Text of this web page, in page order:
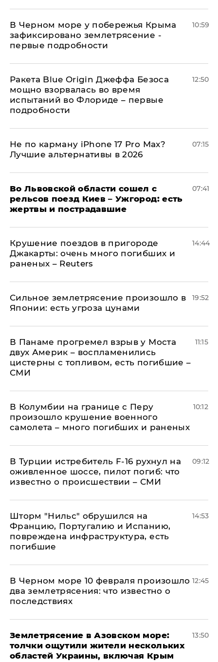
В Черном море у побережья Крыма
зафиксировано землетрясение -
первые подробности
10:59
Ракета Blue Origin Джеффа Безоса
мощно взорвалась во время
испытаний во Флориде – первые
подробности
12:50
Не по карману iPhone 17 Pro Max?
Лучшие альтернативы в 2026
07:15
Во Львовской области сошел с
рельсов поезд Киев – Ужгород: есть
жертвы и пострадавшие
07:41
Крушение поездов в пригороде
Джакарты: очень много погибших и
раненых – Reuters
14:44
Сильное землетрясение произошло в
Японии: есть угроза цунами
19:52
В Панаме прогремел взрыв у Моста
двух Америк – воспламенились
цистерны с топливом, есть погибшие –
СМИ
11:15
В Колумбии на границе с Перу
произошло крушение военного
самолета – много погибших и раненых
10:12
В Турции истребитель F-16 рухнул на
оживленное шоссе, пилот погиб: что
известно о происшествии – СМИ
09:12
Шторм "Нильс" обрушился на
Францию, Португалию и Испанию,
повреждена инфраструктура, есть
погибшие
14:53
В Черном море 10 февраля произошло
два землетрясения: что известно о
последствиях
12:45
Землетрясение в Азовском море:
толчки ощутили жители нескольких
областей Украины, включая Крым
13:50